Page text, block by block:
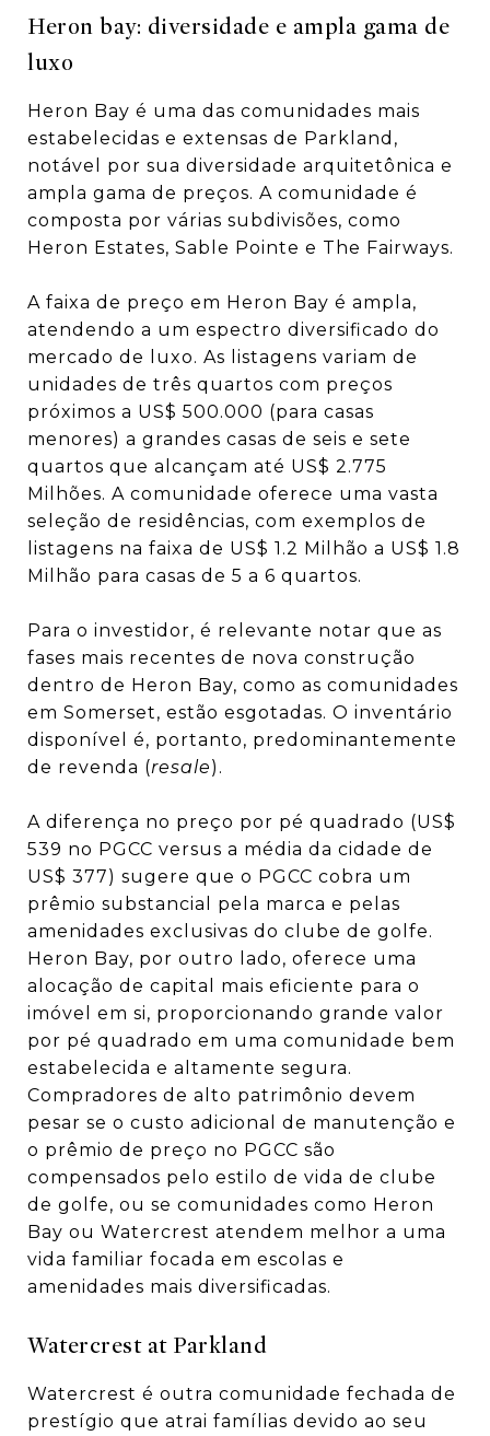
Heron bay: diversidade e ampla gama de
luxo
Heron Bay é uma das comunidades mais
estabelecidas e extensas de Parkland,
notável por sua diversidade arquitetônica e
ampla gama de preços. A comunidade é
composta por várias subdivisões, como
Heron Estates, Sable Pointe e The Fairways.
A faixa de preço em Heron Bay é ampla,
atendendo a um espectro diversificado do
mercado de luxo. As listagens variam de
unidades de três quartos com preços
próximos a US$ 500.000 (para casas
menores) a grandes casas de seis e sete
quartos que alcançam até US$ 2.775
Milhões. A comunidade oferece uma vasta
seleção de residências, com exemplos de
listagens na faixa de US$ 1.2 Milhão a US$ 1.8
Milhão para casas de 5 a 6 quartos.
Para o investidor, é relevante notar que as
fases mais recentes de nova construção
dentro de Heron Bay, como as comunidades
em Somerset, estão esgotadas. O inventário
disponível é, portanto, predominantemente
de revenda (resale).
A diferença no preço por pé quadrado (US$
539 no PGCC versus a média da cidade de
US$ 377) sugere que o PGCC cobra um
prêmio substancial pela marca e pelas
amenidades exclusivas do clube de golfe.
Heron Bay, por outro lado, oferece uma
alocação de capital mais eficiente para o
imóvel em si, proporcionando grande valor
por pé quadrado em uma comunidade bem
estabelecida e altamente segura.
Compradores de alto patrimônio devem
pesar se o custo adicional de manutenção e
o prêmio de preço no PGCC são
compensados pelo estilo de vida de clube
de golfe, ou se comunidades como Heron
Bay ou Watercrest atendem melhor a uma
vida familiar focada em escolas e
amenidades mais diversificadas.
Watercrest at Parkland
Watercrest é outra comunidade fechada de
prestígio que atrai famílias devido ao seu